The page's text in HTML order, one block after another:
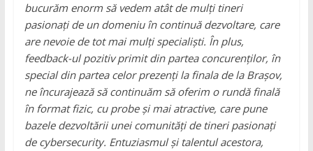
bucurăm enorm să vedem atât de mulți tineri
pasionați de un domeniu în continuă dezvoltare, care
are nevoie de tot mai mulți specialiști. În plus,
feedback-ul pozitiv primit din partea concurenților, în
special din partea celor prezenți la finala de la Brașov,
ne încurajează să continuăm să oferim o rundă finală
în format fizic, cu probe și mai atractive, care pune
bazele dezvoltării unei comunități de tineri pasionați
de cybersecurity. Entuziasmul și talentul acestora,